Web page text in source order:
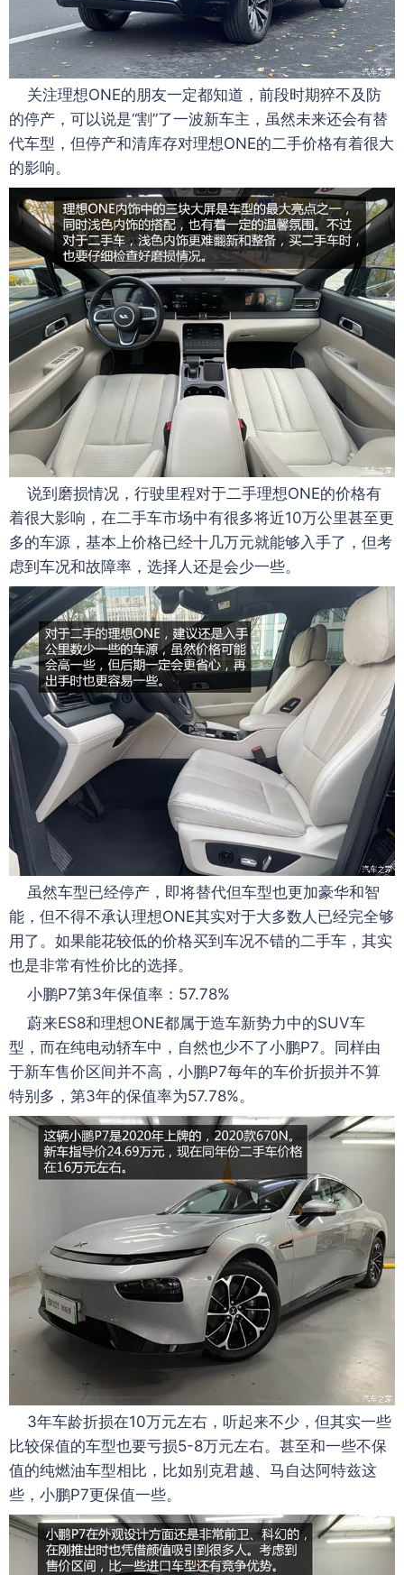
关注理想ONE的朋友一定都知道，前段时期猝不及防
的停产，可以说是“割”了一波新车主，虽然未来还会有替
代车型，但停产和清库存对理想ONE的二手价格有着很大
的影响。
说到磨损情况，行驶里程对于二手理想ONE的价格有
着很大影响，在二手车市场中有很多将近10万公里甚至更
多的车源，基本上价格已经十几万元就能够入手了，但考
虑到车况和故障率，选择人还是会少一些。
虽然车型已经停产，即将替代但车型也更加豪华和智
能，但不得不承认理想ONE其实对于大多数人已经完全够
用了。如果能花较低的价格买到车况不错的二手车，其实
也是非常有性价比的选择。
小鹏P7第3年保值率：57.78%
蔚来ES8和理想ONE都属于造车新势力中的SUV车
型，而在纯电动轿车中，自然也少不了小鹏P7。同样由
于新车售价区间并不高，小鹏P7每年的车价折损并不算
特别多，第3年的保值率为57.78%。
3年车龄折损在10万元左右，听起来不少，但其实一些
比较保值的车型也要亏损5-8万元左右。甚至和一些不保
值的纯燃油车型相比，比如别克君越、马自达阿特兹这
些，小鹏P7更保值一些。